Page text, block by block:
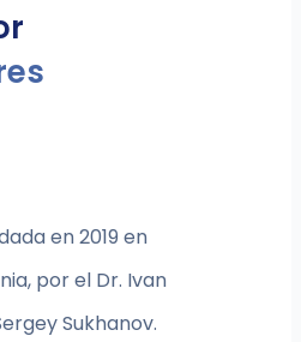
en 2019 en
por el Dr. Ivan
Sukhanov.